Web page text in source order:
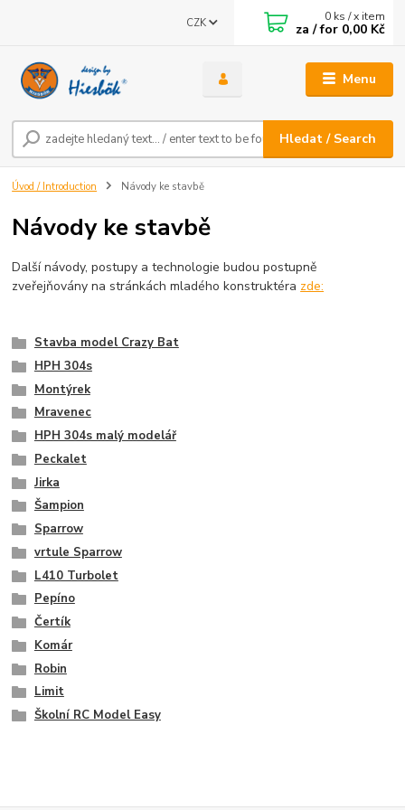
Menu
CZK
Hledat / Search
0 ks / x item
za / for 0,00 Kč
Úvod / Introduction Návody ke stavbě
Návody ke stavbě
Další návody, postupy a technologie budou postupně
zveřejňovány na stránkách mladého konstruktéra zde:
Stavba model Crazy Bat
HPH 304s
Montýrek
Mravenec
HPH 304s malý modelář
Peckalet
Jirka
Šampion
Sparrow
vrtule Sparrow
L410 Turbolet
Pepíno
Čertík
Komár
Robin
Limit
Školní RC Model Easy